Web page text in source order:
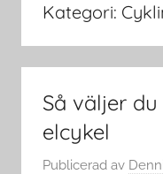
Kategori:
Så väljer
elcykel
Publicerad av